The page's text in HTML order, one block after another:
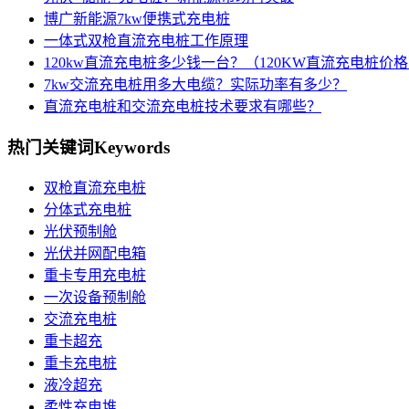
博广新能源7kw便携式充电桩
一体式双枪直流充电桩工作原理
120kw直流充电桩多少钱一台？（120KW直流充电桩价
7kw交流充电桩用多大电缆？实际功率有多少？
直流充电桩和交流充电桩技术要求有哪些？
热门关键词Keywords
双枪直流充电桩
分体式充电桩
光伏预制舱
光伏并网配电箱
重卡专用充电桩
一次设备预制舱
交流充电桩
重卡超充
重卡充电桩
液冷超充